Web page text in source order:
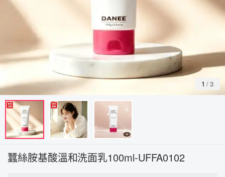
1 /3
蠶絲胺基酸溫和洗面乳100ml-UFFA0102